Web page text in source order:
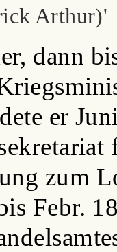
Arthur)'
dann
er
zum
Febr.